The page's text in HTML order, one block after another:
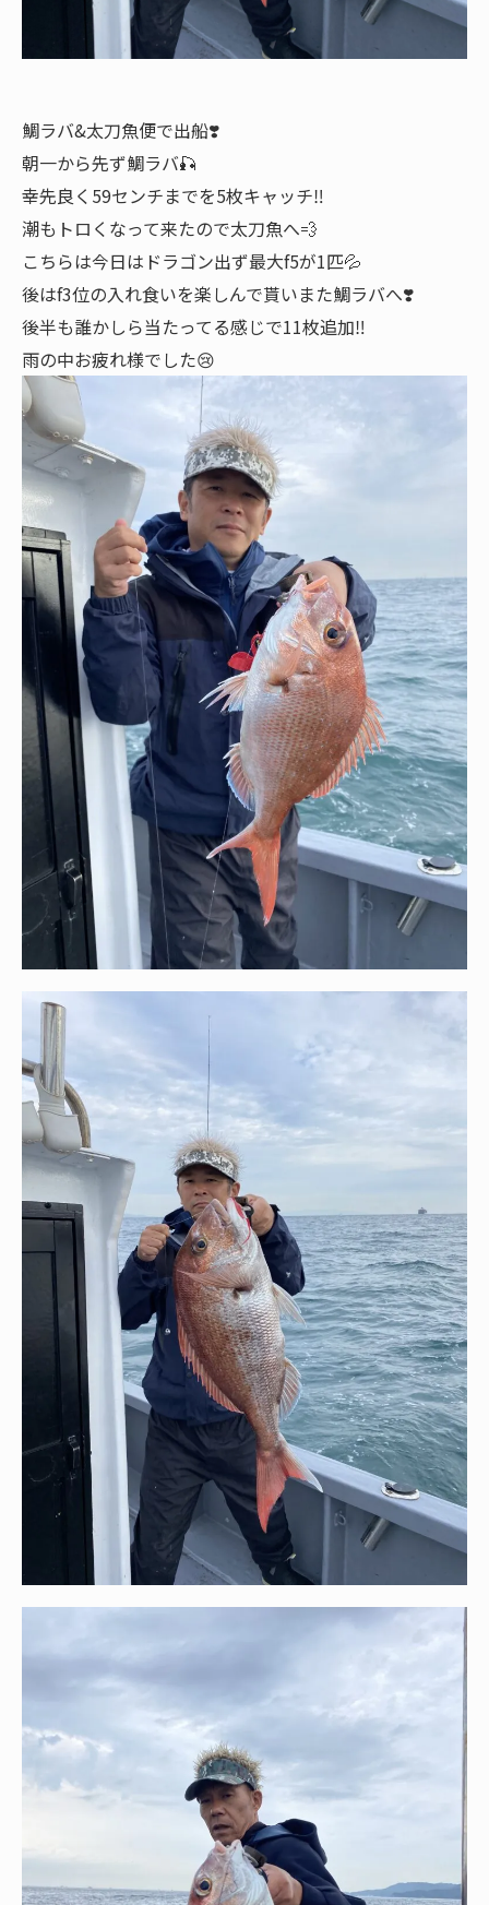
鯛ラバ&太刀魚便で出船❣️
朝一から先ず鯛ラバ🎣
幸先良く59センチまでを5枚キャッチ‼️
潮もトロくなって来たので太刀魚へ💨
こちらは今日はドラゴン出ず最大f5が1匹💦
後はf3位の入れ食いを楽しんで貰いまた鯛ラバへ❣️
後半も誰かしら当たってる感じで11枚追加‼️
雨の中お疲れ様でした😢